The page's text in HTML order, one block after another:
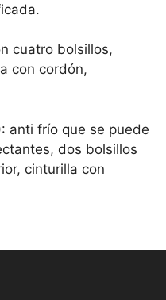
cuatro bolsillos,
con cordón,
anti frío que se puede
dos bolsillos
cinturilla con